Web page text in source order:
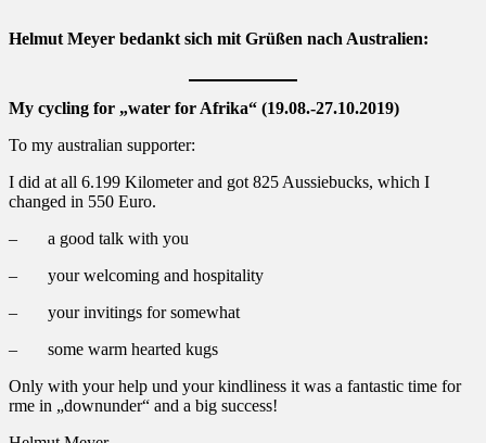
Helmut Meyer bedankt sich mit Grüßen nach Australien:
My cycling for „water for Afrika“ (19.08.-27.10.2019)
To my australian supporter:
I did at all 6.199 Kilometer and got 825 Aussiebucks, which I
changed in 550 Euro.
– a good talk with you
– your welcoming and hospitality
– your invitings for somewhat
– some warm hearted kugs
Only with your help und your kindliness it was a fantastic time for
rme in „downunder“ and a big success!